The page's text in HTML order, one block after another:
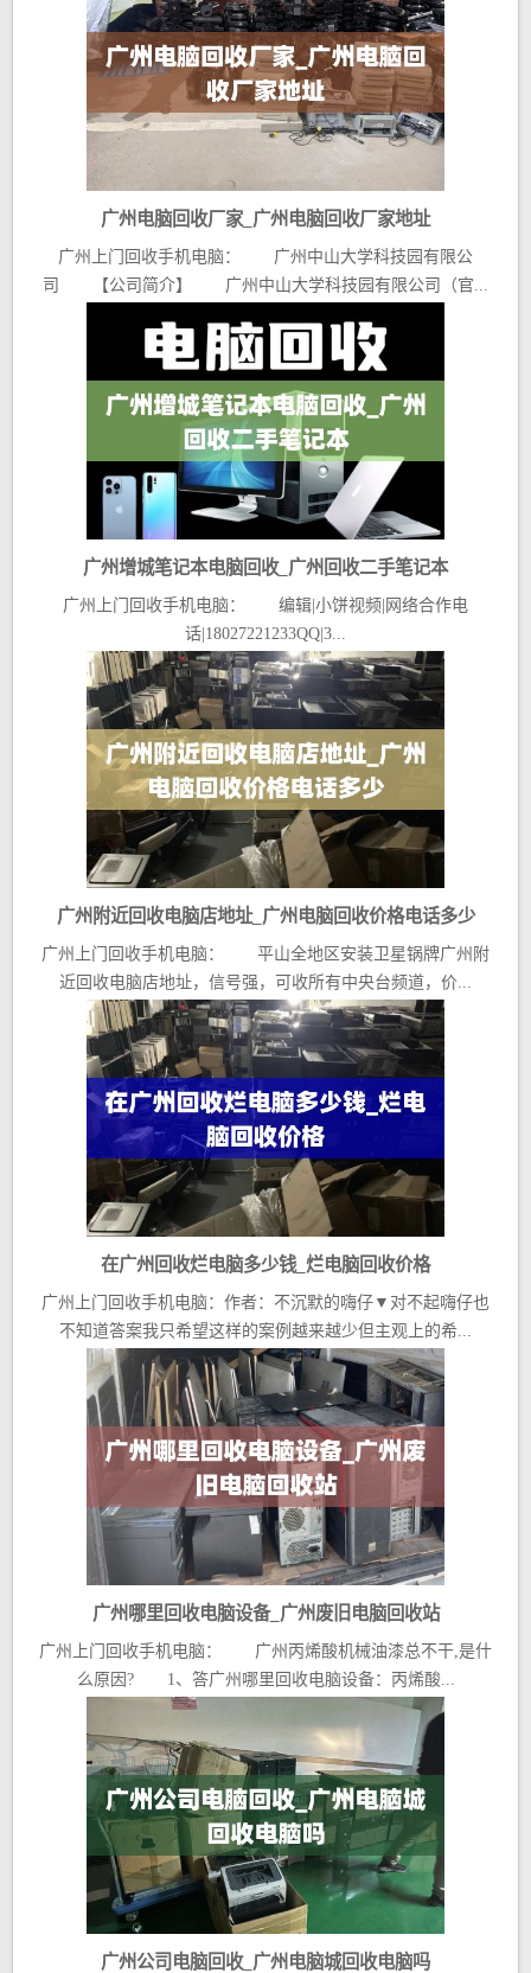
广州电脑回收厂家_广州电脑回收厂家地址
广州上门回收手机电脑： 广州中山大学科技园有限公
司 【公司简介】 广州中山大学科技园有限公司（官...
广州增城笔记本电脑回收_广州回收二手笔记本
广州上门回收手机电脑： 编辑|小饼视频|网络合作电
话|18027221233QQ|3...
广州附近回收电脑店地址_广州电脑回收价格电话多少
广州上门回收手机电脑： 平山全地区安装卫星锅牌广州附
近回收电脑店地址，信号强，可收所有中央台频道，价...
在广州回收烂电脑多少钱_烂电脑回收价格
广州上门回收手机电脑：作者：不沉默的嗨仔▼对不起嗨仔也
不知道答案我只希望这样的案例越来越少但主观上的希...
广州哪里回收电脑设备_广州废旧电脑回收站
广州上门回收手机电脑： 广州丙烯酸机械油漆总不干,是什
么原因? 1、答广州哪里回收电脑设备：丙烯酸...
广州公司电脑回收_广州电脑城回收电脑吗